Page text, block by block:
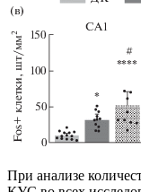
При анализе